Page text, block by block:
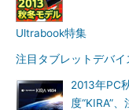
Ultrabook特集
注目タブレットデバ
2013年PC
度“KIRA”